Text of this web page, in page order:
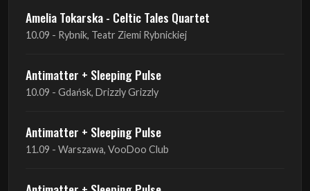
Antimatter + Sleeping Pulse
Antimatter + Sleeping Pulse
11.09 - Warszawa, VooDoo Club
Antimatter + Sleeping Pulse
12.09 - Kraków, Hype Park
Amelia Tokarska - Celtic Tales Quartet